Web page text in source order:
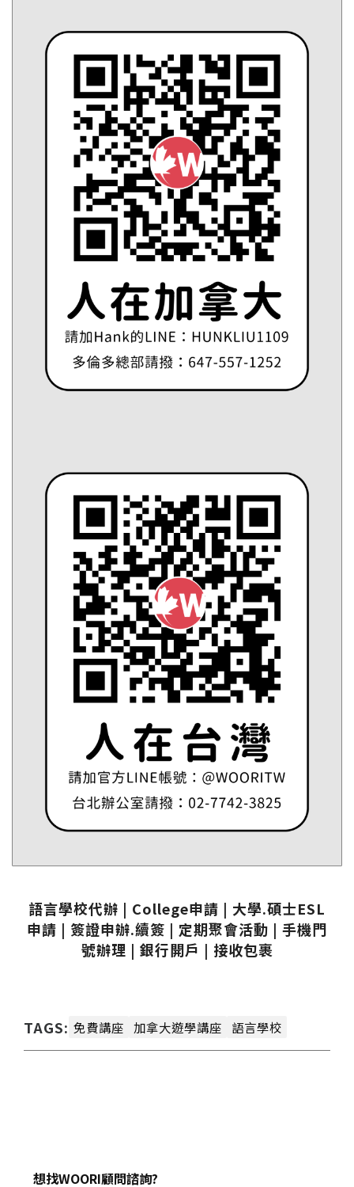
語言學校代辦 | College申請 | 大學.碩士ESL
申請 | 簽證申辦.續簽 | 定期聚會活動 | 手機門
號辦理 | 銀行開戶 | 接收包裹
TAGS: 免費講座 加拿大遊學講座 語言學校
想找WOORI顧問諮詢?